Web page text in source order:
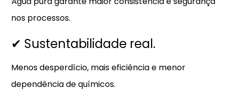
nos processos.
✔ Sustentabilidade real.
Menos desperdício, mais eficiência e menor
dependência de químicos.